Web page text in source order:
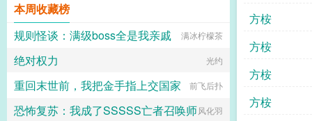
方桉
方桉
方桉
方桉
本周收藏榜
规则怪谈：满级boss全是我亲戚
满冰柠檬茶
绝对权力 光约
重回末世前，我把金手指上交国家 前飞后扑
恐怖复苏：我成了SSSSS亡者召唤师风化羽